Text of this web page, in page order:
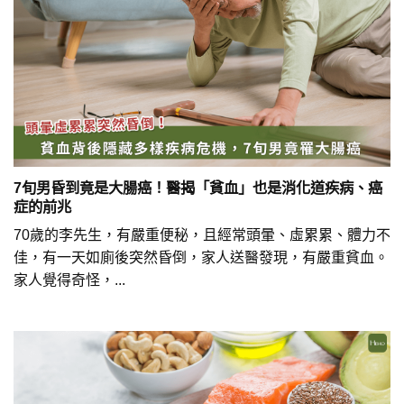
7旬男昏到竟是大腸癌！醫揭「貧血」也是消化道疾病、癌
症的前兆
70歲的李先生，有嚴重便秘，且經常頭暈、虛累累、體力不
佳，有一天如廁後突然昏倒，家人送醫發現，有嚴重貧血。
家人覺得奇怪，...